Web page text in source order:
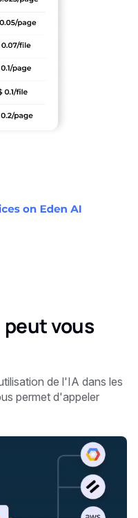
peut vous
de l'IA dans les
permet d'appeler